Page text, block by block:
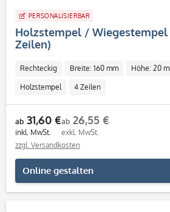
PERSONALISIERBAR
Holzstempel / Wiegestempel
Zeilen)
Rechteckig Breite: 160 mm Höhe: 20
Holzstempel 4 Zeilen
ab 31,60 €
inkl. MwSt.
ab 26,55 €
exkl. MwSt.
zzgl. Versandkosten
Online gestalten